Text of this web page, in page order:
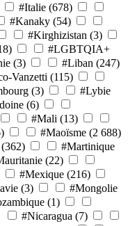
#Italie (678)
#Kanaky (54)
#Kirghizistan (3)
#LGBTQIA+
(3) #Liban (247)
Vanzetti (115)
(3)
#Lybie
(6)
#Mali (13)
#Maoïsme (2 688)
(362)
#Martinique
(22)
#Mexique (216)
(3)
#Mongolie
(1)
#Nicaragua (7)